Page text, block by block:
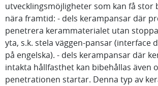
utvecklingsmöjligheter som kan få stor
nära framtid: - dels kerampansar där
penetrera kerammaterialet utan
yta, s.k. stela väggen-pansar (interface
på engelska). - dels kerampansar där
intakta hållfasthet kan bibehållas även
penetrationen startar. Denna typ av